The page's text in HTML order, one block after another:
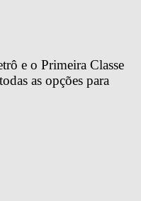
e o Primeira Classe
as opções para